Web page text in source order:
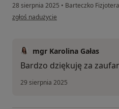
28 sierpnia 2025 • Barteczko
w opinii użytkownika Julia
zgłoś nadużycie
mgr Karolina Gałas
Bardzo dziękuję za
29 sierpnia 2025